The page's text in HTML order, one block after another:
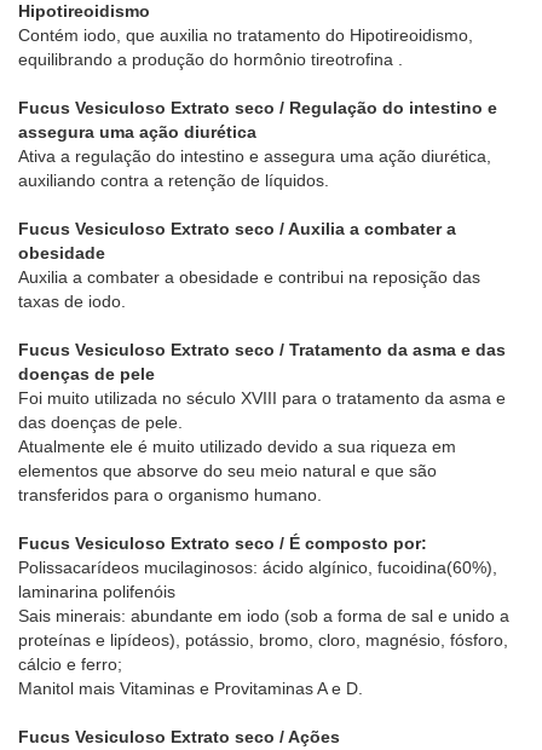
Hipotireoidismo
Contém iodo, que auxilia no tratamento do Hipotireoidismo,
equilibrando a produção do hormônio tireotrofina .
Fucus Vesiculoso Extrato seco / Regulação do intestino e
assegura uma ação diurética
Ativa a regulação do intestino e assegura uma ação diurética,
auxiliando contra a retenção de líquidos.
Fucus Vesiculoso Extrato seco / Auxilia a combater a
obesidade
Auxilia a combater a obesidade e contribui na reposição das
taxas de iodo.
Fucus Vesiculoso Extrato seco / Tratamento da asma e das
doenças de pele
Foi muito utilizada no século XVIII para o tratamento da asma e
das doenças de pele.
Atualmente ele é muito utilizado devido a sua riqueza em
elementos que absorve do seu meio natural e que são
transferidos para o organismo humano.
Fucus Vesiculoso Extrato seco / É composto por:
Polissacarídeos mucilaginosos: ácido algínico, fucoidina(60%),
laminarina polifenóis
Sais minerais: abundante em iodo (sob a forma de sal e unido a
proteínas e lipídeos), potássio, bromo, cloro, magnésio, fósforo,
cálcio e ferro;
Manitol mais Vitaminas e Provitaminas A e D.
Fucus Vesiculoso Extrato seco / Ações